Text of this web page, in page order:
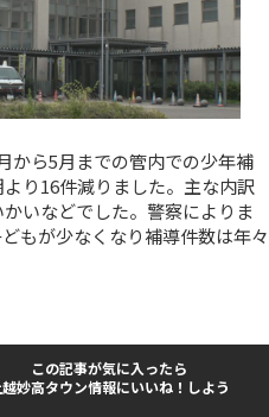
から5月までの管内での少年補
り16件減りました。主な内訳
いなどでした。警察によりま
もが少なくなり補導件数は年々
この記事が気に入ったら
越妙高タウン情報にいいね！しよう